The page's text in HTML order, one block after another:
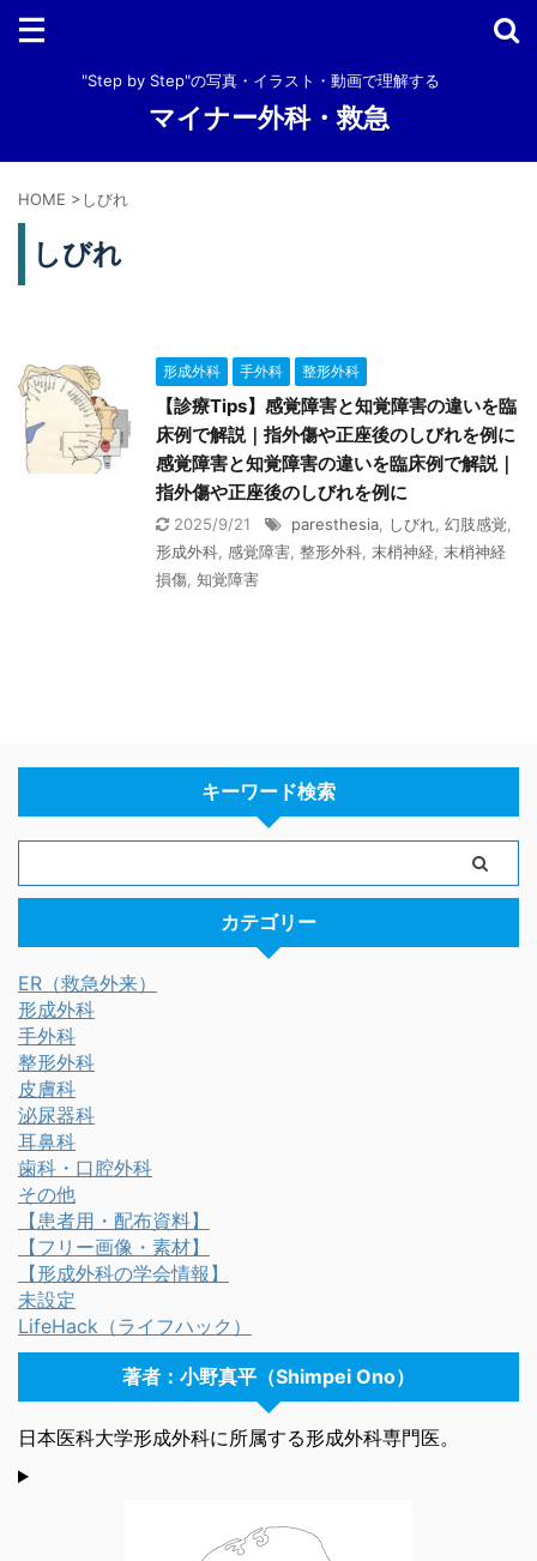
"Step by Step"の写真・イラスト・動画で理解する
マイナー外科・救急
HOME >しびれ
しびれ
形成外科 手外科 整形外科
【診療Tips】感覚障害と知覚障害の違いを臨
床例で解説｜指外傷や正座後のしびれを例に
感覚障害と知覚障害の違いを臨床例で解説｜
指外傷や正座後のしびれを例に
2025/9/21 paresthesia しびれ 幻肢感覚
形成外科 感覚障害 整形外科 末梢神経 末梢神経
損傷 知覚障害
キーワード検索
カテゴリー
ER（救急外来）
形成外科
手外科
整形外科
皮膚科
泌尿器科
耳鼻科
歯科・口腔外科
その他
【患者用・配布資料】
【フリー画像・素材】
【形成外科の学会情報】
未設定
LifeHack（ライフハック）
著者：小野真平（Shimpei Ono）
日本医科大学形成外科に所属する形成外科専門医。